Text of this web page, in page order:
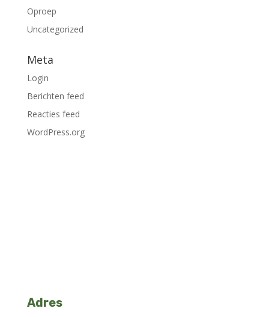
Oproep
Uncategorized
Meta
Login
Berichten feed
Reacties feed
WordPress.org
Adres